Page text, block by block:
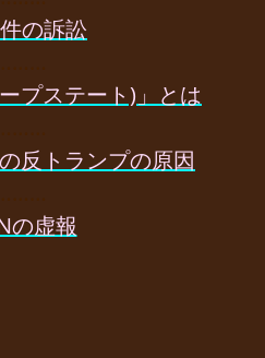
の訴訟
プステート)」とは
反トランプの原因
の虚報